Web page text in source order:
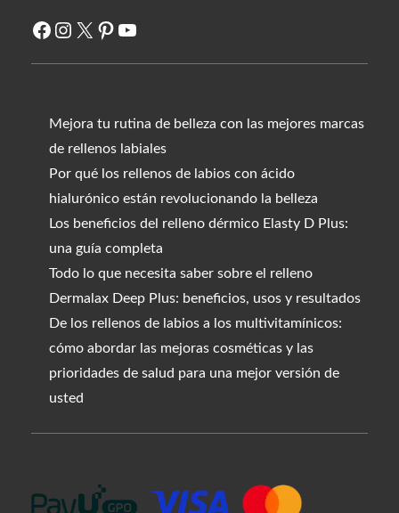
Facebook
Instagram
X Pinterest
YouTube
Mejora tu rutina de belleza con las mejores marcas
de rellenos labiales
Por qué los rellenos de labios con ácido
hialurónico están revolucionando la belleza
Los beneficios del relleno dérmico Elasty D Plus:
una guía completa
Todo lo que necesita saber sobre el relleno
Dermalax Deep Plus: beneficios, usos y resultados
De los rellenos de labios a los multivitamínicos:
cómo abordar las mejoras cosméticas y las
prioridades de salud para una mejor versión de
usted